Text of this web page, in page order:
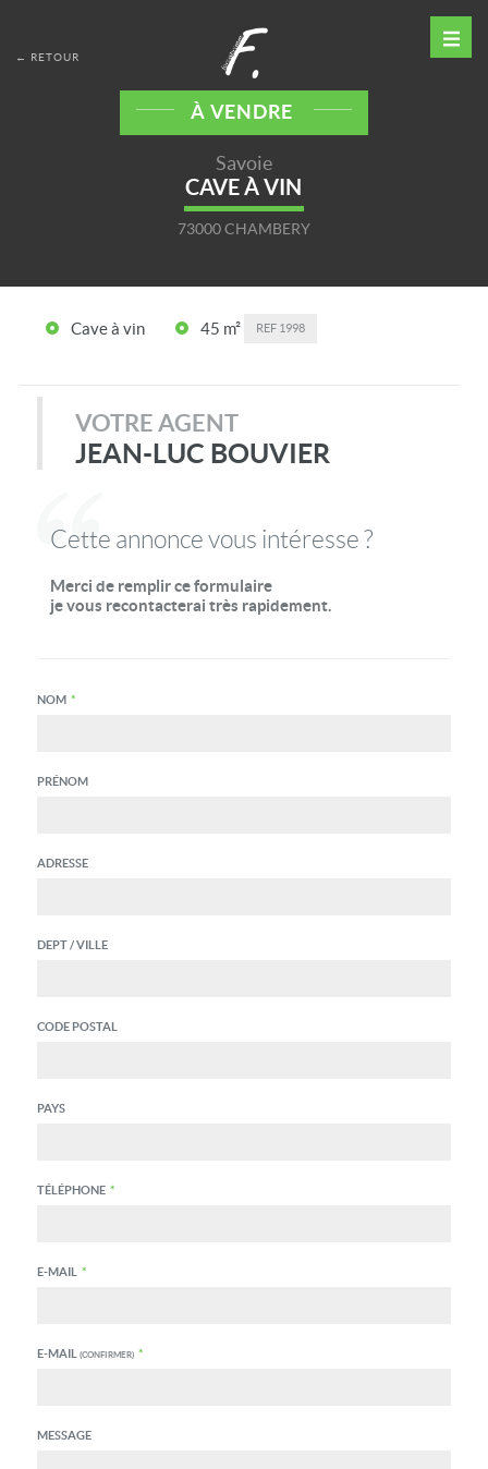
← RETOUR
À VENDRE
Savoie
CAVE À VIN
73000 CHAMBERY
Cave à vin 45 m² REF 1998
VOTRE AGENT
JEAN-LUC BOUVIER
Cette annonce vous intéresse ?
Merci de remplir ce formulaire
je vous recontacterai très rapidement.
NOM *
PRÉNOM
ADRESSE
DEPT / VILLE
CODE POSTAL
PAYS
TÉLÉPHONE *
E-MAIL *
E-MAIL(CONFIRMER) *
MESSAGE